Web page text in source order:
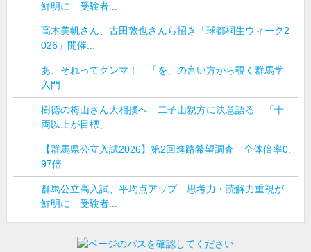
鮮明に 受験者...
高木美帆さん、古田敦也さんら招き「球都桐生ウィーク2
026」開催...
あ、それってグンマ！ 「を」の言い方から覗く群馬学
入門
樹徳の梅山さん大相撲へ 二子山親方に決意語る 「十
両以上が目標」
【群馬県公立入試2026】第2回進路希望調査 全体倍率0.
97倍...
群馬公立高入試、平均点アップ 思考力・読解力重視が
鮮明に 受験者...